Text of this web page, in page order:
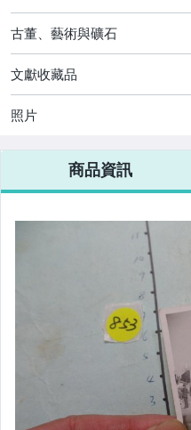
古董、藝術與礦石
文獻收藏品
照片
商品資訊